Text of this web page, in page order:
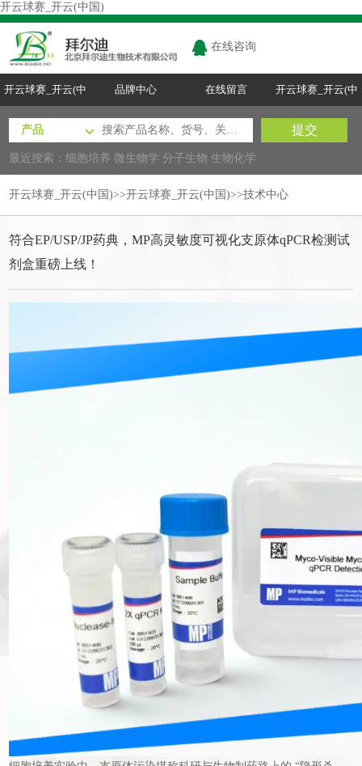
开云球赛_开云(中国)
在线咨询
开云球赛_开云(中
国)
品牌中心 在线留言 开云球赛_开云(中
国)
最近搜索：细胞培养 微生物学 分子生物 生物化学
开云球赛_开云(中国)>>开云球赛_开云(中国)>>技术中心
符合EP/USP/JP药典，MP高灵敏度可视化支原体qPCR检测试
剂盒重磅上线！